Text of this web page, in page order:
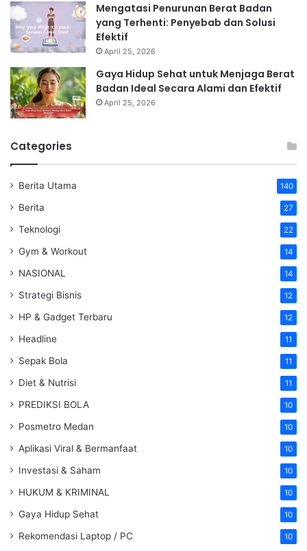
Mengatasi Penurunan Berat Badan
yang Terhenti: Penyebab dan Solusi
Efektif
April 25, 2026
Gaya Hidup Sehat untuk Menjaga Berat
Badan Ideal Secara Alami dan Efektif
April 25, 2026
Categories
Berita Utama 140
Berita 27
Teknologi 22
Gym & Workout 14
NASIONAL 14
Strategi Bisnis 12
HP & Gadget Terbaru 12
Headline 11
Sepak Bola 11
Diet & Nutrisi 11
PREDIKSI BOLA 10
Posmetro Medan 10
Aplikasi Viral & Bermanfaat 10
Investasi & Saham 10
HUKUM & KRIMINAL 10
Gaya Hidup Sehat 10
Rekomendasi Laptop / PC 10